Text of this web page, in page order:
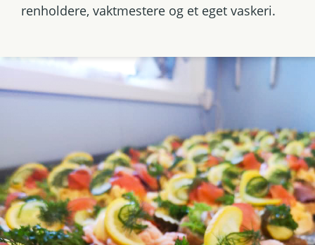
renholdere, vaktmestere og et eget vaskeri.